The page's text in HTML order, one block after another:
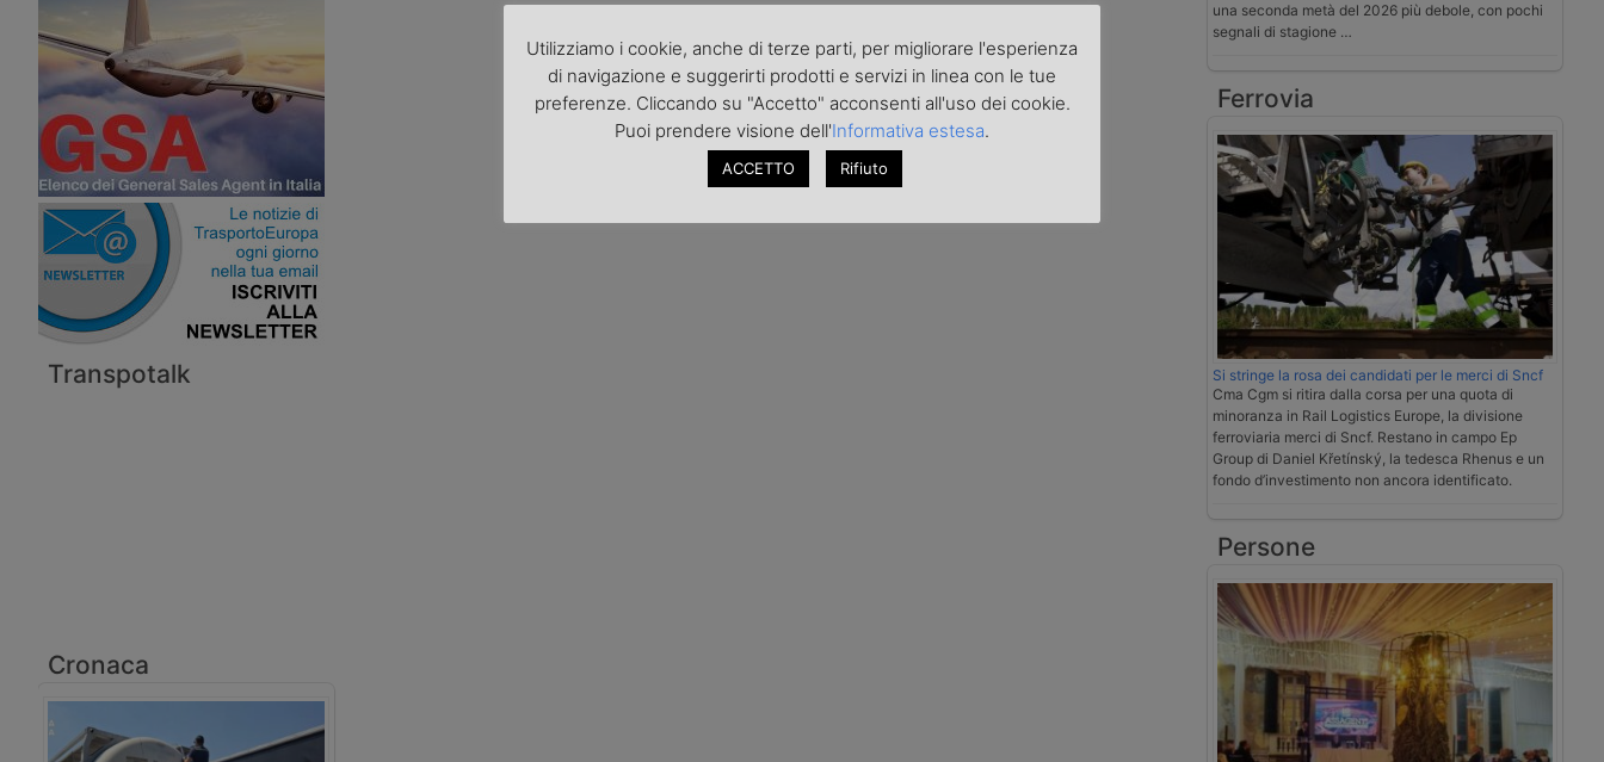
Transpotalk
Cronaca
una seconda metà del 2026 più debole, con pochi
segnali di stagione …
Ferrovia
Si stringe la rosa dei candidati per le merci di Sncf
Cma Cgm si ritira dalla corsa per una quota di
minoranza in Rail Logistics Europe, la divisione
ferroviaria merci di Sncf. Restano in campo Ep
Group di Daniel Křetínský, la tedesca Rhenus e un
fondo d’investimento non ancora identificato.
Persone
Utilizziamo i cookie, anche di terze parti, per migliorare l'esperienza
di navigazione e suggerirti prodotti e servizi in linea con le tue
preferenze. Cliccando su "Accetto" acconsenti all'uso dei cookie.
Puoi prendere visione dell'Informativa estesa.
ACCETTO Rifiuto